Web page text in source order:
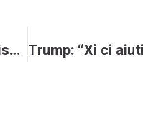
Gaza, le news di oggi. Trump: Hamas restituisca i corpi degli ostaggi a Israele. Media: raid in Libano, un morto